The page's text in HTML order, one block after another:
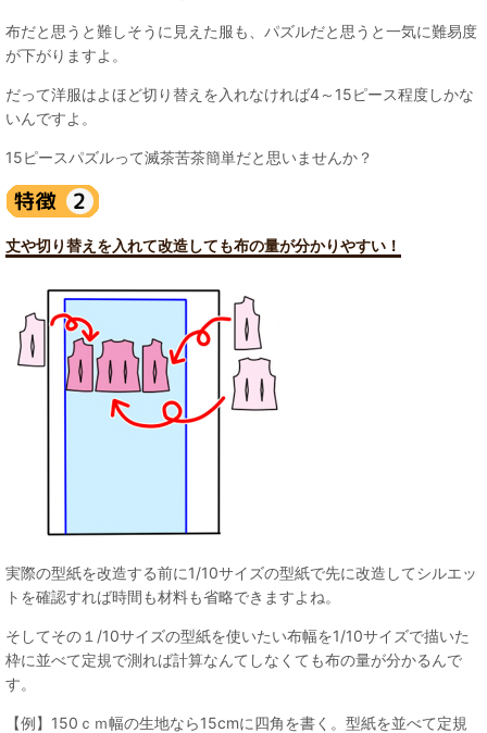
布だと思うと難しそうに見えた服も、パズルだと思うと一気に難易度
が下がりますよ。
だって洋服はよほど切り替えを入れなければ4～15ピース程度しかな
いんですよ。
15ピースパズルって滅茶苦茶簡単だと思いませんか？
丈や切り替えを入れて改造しても布の量が分かりやすい！
実際の型紙を改造する前に1/10サイズの型紙で先に改造してシルエッ
トを確認すれば時間も材料も省略できますよね。
そしてその１/10サイズの型紙を使いたい布幅を1/10サイズで描いた
枠に並べて定規で測れば計算なんてしなくても布の量が分かるんで
す。
【例】150ｃｍ幅の生地なら15cmに四角を書く。型紙を並べて定規